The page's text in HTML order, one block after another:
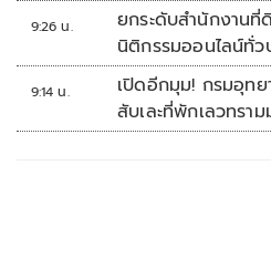
9:26 น.
ยกระดับสำนักงานที่
นิติกรรมออนไลน์ทั่ว
9:14 น.
เปิดอีกมุม! กรมอุทย
สับเละที่พักเลวทราม